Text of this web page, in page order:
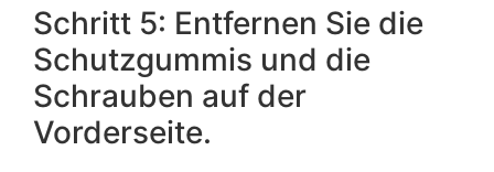
Schritt 5: Entfernen Sie die
Schutzgummis und die
Schrauben auf der
Vorderseite.